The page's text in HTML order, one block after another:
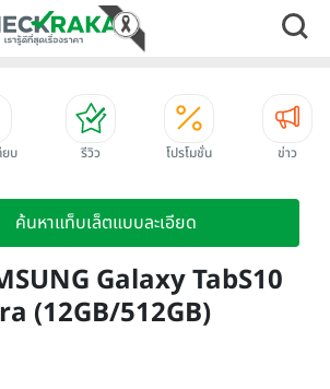
ยบ รีวิว โปรโมชั่น ข่าว
ค้นหาแท็บเล็ตแบบละเอียด
Galaxy TabS10
(12GB/512GB)